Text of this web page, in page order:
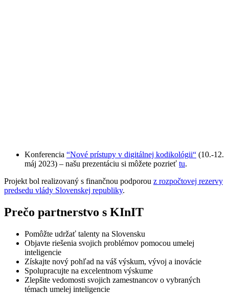
Konferencia “Nové prístupy v digitálnej kodikológii“ (10.-12.
máj 2023) – našu prezentáciu si môžete pozrieť tu.
Projekt bol realizovaný s finančnou podporou z rozpočtovej rezervy
predsedu vlády Slovenskej republiky.
Prečo partnerstvo s KInIT
Pomôžte udržať talenty na Slovensku
Objavte riešenia svojich problémov pomocou umelej
inteligencie
Získajte nový pohľad na váš výskum, vývoj a inovácie
Spolupracujte na excelentnom výskume
Zlepšite vedomosti svojich zamestnancov o vybraných
témach umelej inteligencie